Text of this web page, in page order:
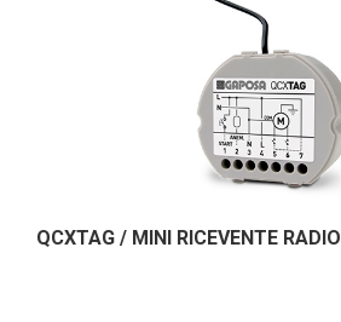
QCXTAG / MINI RICEVENTE RADIO